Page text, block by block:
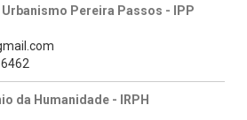
Pereira Passos - IPP
da Humanidade - IRPH